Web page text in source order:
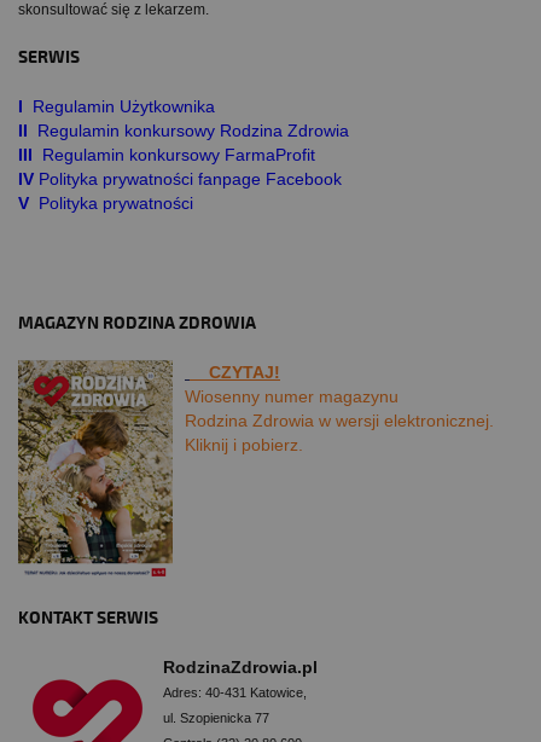
skonsultować się z lekarzem.
SERWIS
I Regulamin Użytkownika
II
Regulamin konkursowy Rodzina Zdrowia
III
Regulamin konkursowy FarmaProfit
IV Polityka prywatności fanpage Facebook
V Polityka prywatności
MAGAZYN RODZINA ZDROWIA
CZYTAJ!
Wiosenny numer magazynu
Rodzina Zdrowia w wersji elektronicznej.
Kliknij i pobierz.
KONTAKT SERWIS
RodzinaZdrowia.pl
Adres: 40-431 Katowice,
ul. Szopienicka 77